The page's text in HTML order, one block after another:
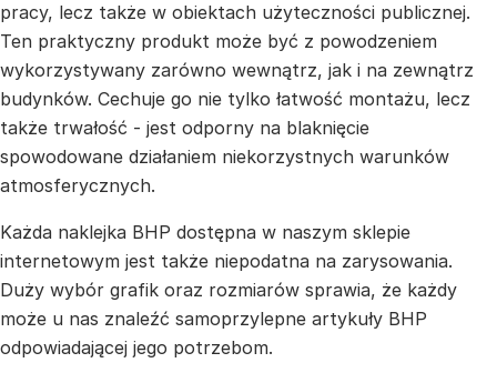
pracy, lecz także w obiektach użyteczności publicznej.
Ten praktyczny produkt może być z powodzeniem
wykorzystywany zarówno wewnątrz, jak i na zewnątrz
budynków. Cechuje go nie tylko łatwość montażu, lecz
także trwałość - jest odporny na blaknięcie
spowodowane działaniem niekorzystnych warunków
atmosferycznych.
Każda naklejka BHP dostępna w naszym sklepie
internetowym jest także niepodatna na zarysowania.
Duży wybór grafik oraz rozmiarów sprawia, że każdy
może u nas znaleźć samoprzylepne artykuły BHP
odpowiadającej jego potrzebom.